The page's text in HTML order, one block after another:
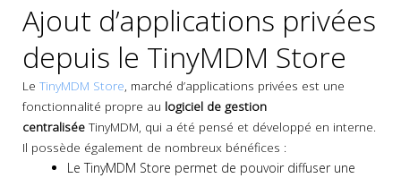
Ajout d’applications privées
depuis le TinyMDM Store
Le TinyMDM Store , marché d’applications privées est une
fonctionnalité propre au logiciel de gestion
centralisée TinyMDM, qui a été pensé et développé en interne.
Il possède également de nombreux bénéfices :
Le TinyMDM Store permet de pouvoir diffuser une